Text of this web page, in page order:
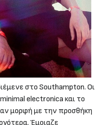
στο Southampton. Οι
electronica και το
μορφή με την προσθήκη
Έμοιαζε